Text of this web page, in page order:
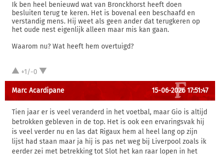
Ik ben heel benieuwd wat van Bronckhorst heeft doen
besluiten terug te keren. Het is bovenal een beschaafd en
verstandig mens. Hij weet als geen ander dat terugkeren op
het oude nest eigenlijk alleen maar mis kan gaan.
Waarom nu? Wat heeft hem overtuigd?
+1/-0
Marc Acardipane 15-06-2026 17:51:47
Tien jaar er is veel veranderd in het voetbal, maar Gio is altijd
betrokken gebleven in de top. Het is ook een ervaringsvak hij
is veel verder nu en las dat Rigaux hem al heel lang op zijn
lijst had staan maar ja hij is pas net weg bij Liverpool zoals ik
eerder zei met betrekking tot Slot het kan raar lopen in het